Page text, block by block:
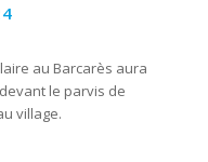
au Barcarès aura
le parvis de
village.